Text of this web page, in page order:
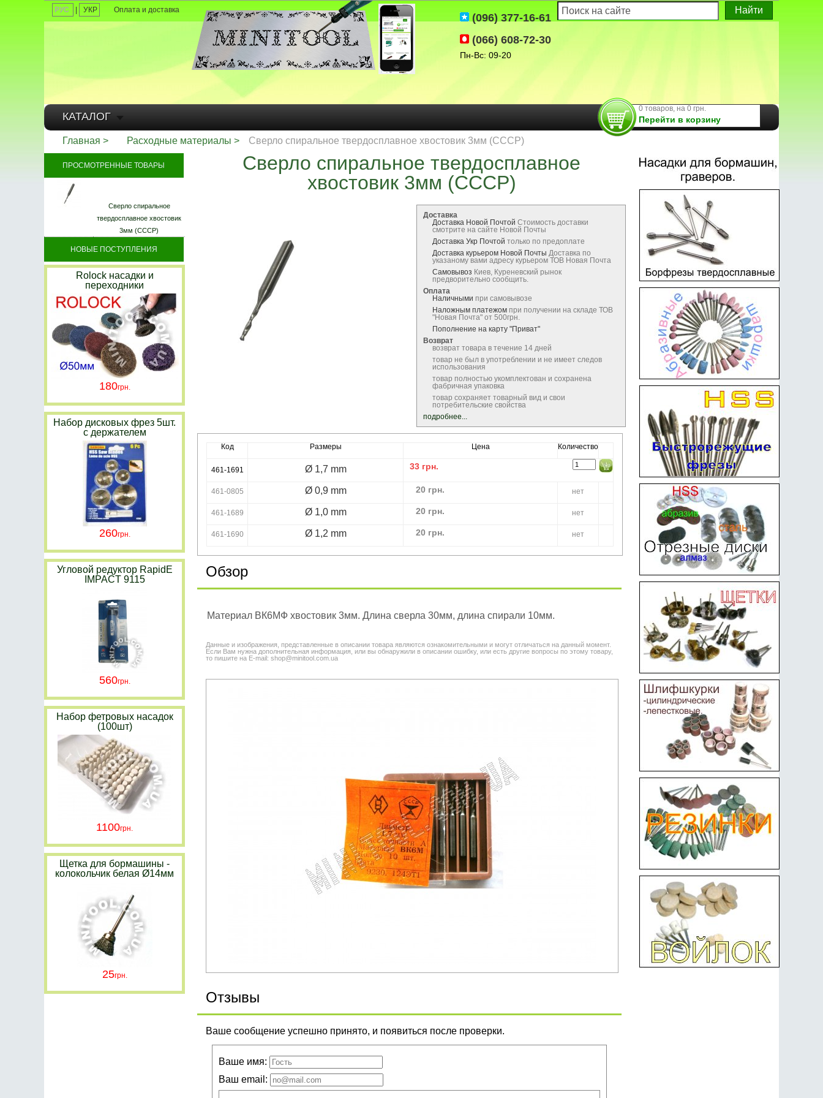
РУС УКР Оплата и доставка
(096) 377-16-61
(066) 608-72-30
Пн-Вс: 09-20
0 товаров, на 0 грн.
Перейти в корзину
КАТАЛОГ
Главная Расходные материалы Сверло спиральное твердосплавное хвостовик 3мм (СССР)
Сверло спиральное твердосплавное
хвостовик 3мм (СССР)
Доставка
Доставка Новой Почтой Стоимость доставки
смотрите на сайте Новой Почты
Доставка Укр Почтой только по предоплате
Доставка курьером Новой Почты Доставка по
указаному вами адресу курьером ТОВ Новая Почта
Самовывоз Киев, Куреневский рынок
предворительно сообщить.
Оплата
Наличными при самовывозе
Наложным платежом при получении на складе ТОВ
"Новая Почта" от 500грн.
Пополнение на карту "Приват"
Возврат
возврат товара в течение 14 дней
товар не был в употреблении и не имеет следов
использования
товар полностью укомплектован и сохранена
фабричная упаковка
товар сохраняет товарный вид и свои
потребительские свойства
подробнее...
Код Размеры Цена Количество
461-1691 Ø 1,7 mm 33 грн.
461-0805 Ø 0,9 mm 20 грн. нет
461-1689 Ø 1,0 mm 20 грн. нет
461-1690 Ø 1,2 mm 20 грн. нет
Обзор
Материал ВК6МФ хвостовик 3мм. Длина сверла 30мм, длина спирали 10мм.
Данные и изображения, представленные в описании товара являются ознакомительными и могут отличаться на данный момент.
Если Вам нужна дополнительная информация, или вы обнаружили в описании ошибку, или есть другие вопросы по этому товару,
то пишите на E-mail: shop@minitool.com.ua
Отзывы
Ваше сообщение успешно принято, и появиться после проверки.
Ваше имя:
Ваш email:
ПРОСМОТРЕННЫЕ ТОВАРЫ
Сверло спиральное
твердосплавное хвостовик
3мм (СССР)
НОВЫЕ ПОСТУПЛЕНИЯ
Rolock насадки и
переходники
180
Набор дисковых фрез 5шт.
с держателем
260
Угловой редуктор RapidE
IMPACT 9115
560
Набор фетровых насадок
(100шт)
1100
Щетка для бормашины -
колокольчик белая Ø14мм
25